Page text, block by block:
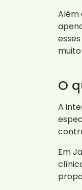
Além
O
A
Em